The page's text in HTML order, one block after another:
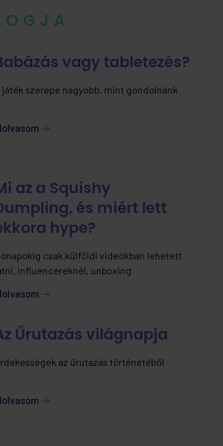
vagy tabletezés?
játék szerepe nagyobb, mint gondolnánk
az a Squishy
és miért lett
hype?
csak külföldi videókban lehetett
influencereknél, unboxing
– ráadásul jelenleg kizárólag nálunk.
Űrutazás világnapja
az űrutazás történetéből